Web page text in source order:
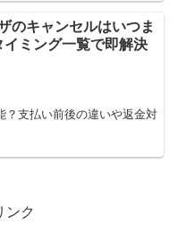
のキャンセルはいつま
イミング一覧で即解決
？支払い前後の違いや返金対
ンク